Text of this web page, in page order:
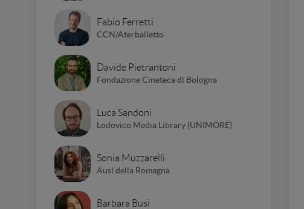
Fabio Ferretti
CCN/Aterballetto
Davide Pietrantoni
Fondazione Cineteca di Bologna
Luca Sandoni
Lodovico Media Library (UNIMORE)
Sonia Muzzarelli
Ausl della Romagna
Barbara Busi